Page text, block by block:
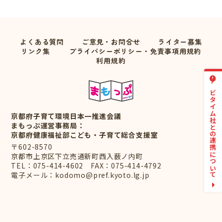
よくある質問 ご意見・お問合せ
ライター募集
リンク集
プライバシーポリシー・免責事項用規約
利用規約
京都府子育て環境日本一推進会議
まもっぷ運営事務局：
京都府健康福祉部こども・子育て総合支援室
〒602-8570
京都市上京区下立売通新町西入薮ノ内町
TEL： 075-414-4602
FAX：075-414-4792
電子メール： kodomo@pref.kyoto.lg.jp ナビタイム社との連携について